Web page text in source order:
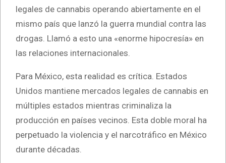
legales de cannabis operando abiertamente en el
mismo país que lanzó la guerra mundial contra las
drogas. Llamó a esto una «enorme hipocresía» en
las relaciones internacionales.
Para México, esta realidad es crítica. Estados
Unidos mantiene mercados legales de cannabis en
múltiples estados mientras criminaliza la
producción en países vecinos. Esta doble moral ha
perpetuado la violencia y el narcotráfico en México
durante décadas.